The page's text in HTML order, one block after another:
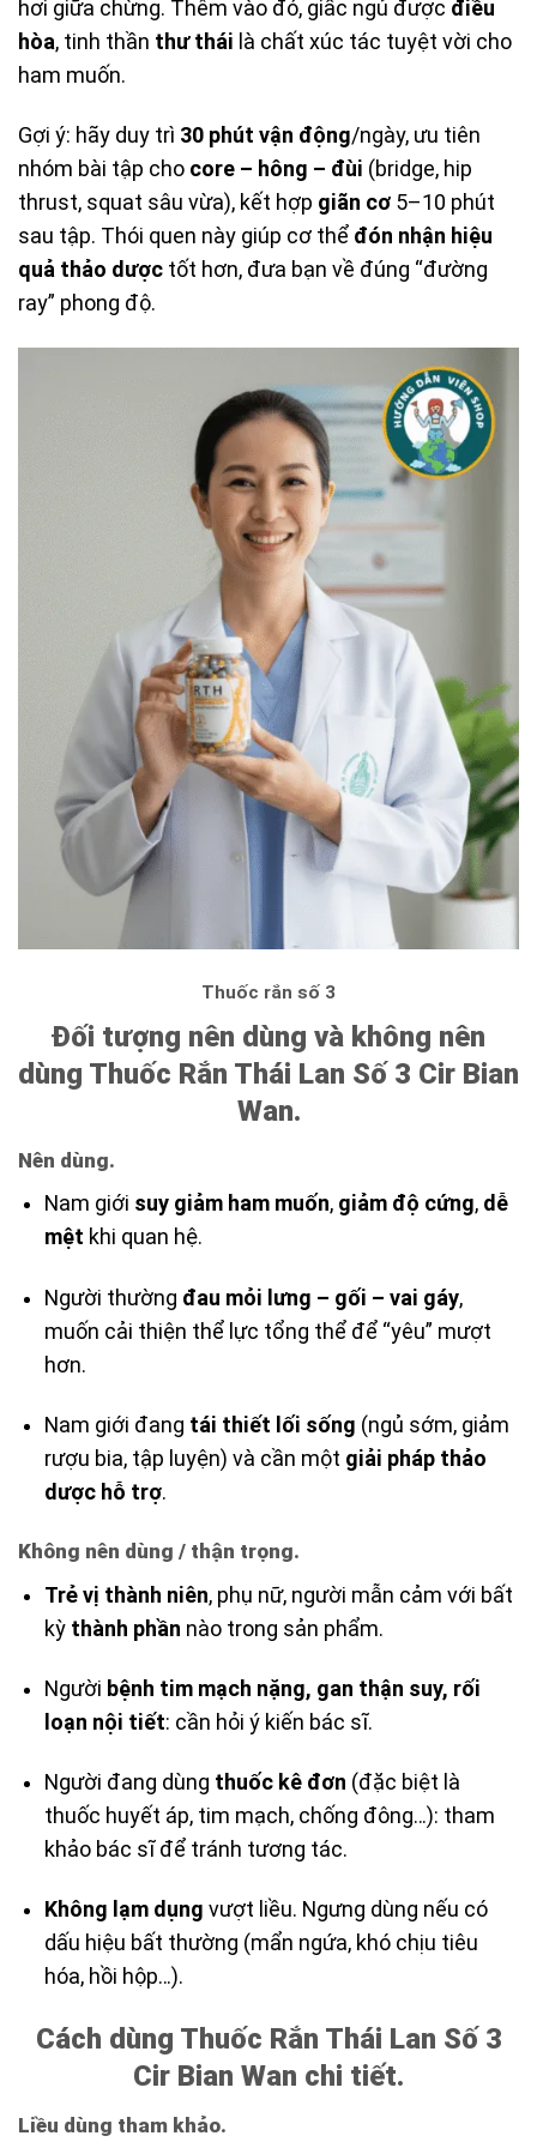
hơi giữa chừng. Thêm vào đó, giấc ngủ được điều
hòa, tinh thần thư thái là chất xúc tác tuyệt vời cho
ham muốn.
Gợi ý: hãy duy trì 30 phút vận động/ngày, ưu tiên
nhóm bài tập cho core – hông – đùi (bridge, hip
thrust, squat sâu vừa), kết hợp giãn cơ 5–10 phút
sau tập. Thói quen này giúp cơ thể đón nhận hiệu
quả thảo dược tốt hơn, đưa bạn về đúng “đường
ray” phong độ.
Thuốc rắn số 3
Đối tượng nên dùng và không nên
dùng Thuốc Rắn Thái Lan Số 3 Cir Bian
Wan.
Nên dùng.
Nam giới suy giảm ham muốn, giảm độ cứng, dễ
mệt khi quan hệ.
Người thường đau mỏi lưng – gối – vai gáy,
muốn cải thiện thể lực tổng thể để “yêu” mượt
hơn.
Nam giới đang tái thiết lối sống (ngủ sớm, giảm
rượu bia, tập luyện) và cần một giải pháp thảo
dược hỗ trợ.
Không nên dùng / thận trọng.
Trẻ vị thành niên, phụ nữ, người mẫn cảm với bất
kỳ thành phần nào trong sản phẩm.
Người bệnh tim mạch nặng, gan thận suy, rối
loạn nội tiết: cần hỏi ý kiến bác sĩ.
Người đang dùng thuốc kê đơn (đặc biệt là
thuốc huyết áp, tim mạch, chống đông…): tham
khảo bác sĩ để tránh tương tác.
Không lạm dụng vượt liều. Ngưng dùng nếu có
dấu hiệu bất thường (mẩn ngứa, khó chịu tiêu
hóa, hồi hộp…).
Cách dùng Thuốc Rắn Thái Lan Số 3
Cir Bian Wan chi tiết.
Liều dùng tham khảo.